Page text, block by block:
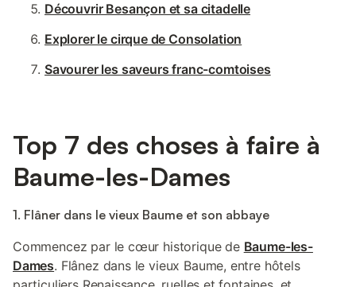
Découvrir Besançon et sa citadelle
Explorer le cirque de Consolation
Savourer les saveurs franc-comtoises
Top 7 des choses à faire à
Baume-les-Dames
1. Flâner dans le vieux Baume et son abbaye
Commencez par le cœur historique de Baume-les-
Dames. Flânez dans le vieux Baume, entre hôtels